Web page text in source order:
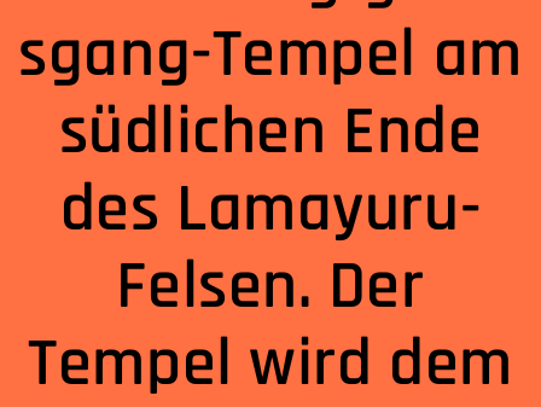
sgang-Tempel am
südlichen Ende
des Lamayuru-
Felsen. Der
Tempel wird dem